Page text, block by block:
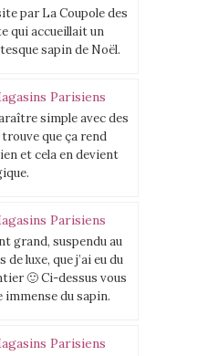
par La Coupole des
qui accueillait un
sapin de Noël.
simple avec des
que ça rend
et cela en devient
grand, suspendu au
luxe, que j’ai eu du
🙂 Ci-dessus vous
immense du sapin.